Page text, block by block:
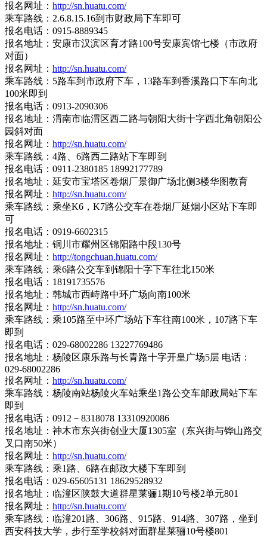
报名网址： http://sn.huatu.com/
乘车路线：2.6.8.15.16到市财政局下车即可
报名电话：0915-8889345
报名地址：安康市汉滨区育才路100号安康宾馆七楼（市政府
对面）
报名网址： http://sn.huatu.com/
乘车路线：5路车到市政府下车，13路车到香溪路口下车向北
100米即到
报名电话：0913-2090306
报名地址：渭南市临渭区西二路与朝阳大街十字西北角朝阳公
园斜对面
报名网址： http://sn.huatu.com/
乘车路线：4路、6路西二路站下车即到
报名电话：0911-2380185 18992177789
报名地址：延安市宝塔区卷烟厂景御广场北侧3楼华图教育
报名网址： http://sn.huatu.com/
乘车路线：乘坐K6，K7路公交车在卷烟厂延烟小区站下车即
可
报名电话：0919-6602315
报名地址：铜川市耀州区锦阳路中段130号
报名网址： http://tongchuan.huatu.com/
乘车路线：乘6路公交车到锦阳十字下车往北150米
报名电话：18191735576
报名地址：韩城市西峙路中环广场向南100米
报名网址： http://sn.huatu.com/
乘车路线：乘105路至中环广场站下车往南100米，107路下车
即到
报名电话：029-68002286 13227769486
报名地址：杨陵区康乐路与长青路十字开皇广场5层 电话：
029-68002286
报名网址： http://sn.huatu.com/
乘车路线：杨陵南站杨陵火车站乘坐1路公交车邮政局站下车
即到
报名电话：0912－8318078 13310920086
报名地址：神木市东兴街创业大厦1305室（东兴街与铧山路交
叉口南50米）
报名网址： http://sn.huatu.com/
乘车路线：乘1路、6路在邮政大楼下车即到
报名电话：029-65605131 18629528932
报名地址：临潼区陕鼓大道群星莱骊1期10号楼2单元801
报名网址： http://sn.huatu.com/
乘车路线：临潼201路、306路、915路、914路、307路，坐到
西安科技大学，步行至学校斜对面群星莱骊10号楼801